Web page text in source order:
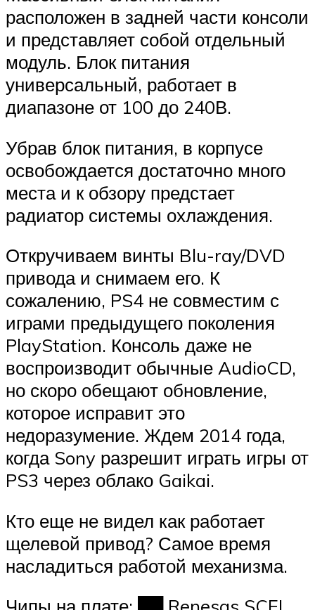
расположен в задней части консоли
и представляет собой отдельный
модуль. Блок питания
универсальный, работает в
диапазоне от 100 до 240В.
Убрав блок питания, в корпусе
освобождается достаточно много
места и к обзору предстает
радиатор системы охлаждения.
Откручиваем винты Blu-ray/DVD
привода и снимаем его. К
сожалению, PS4 не совместим с
играми предыдущего поколения
PlayStation. Консоль даже не
воспроизводит обычные AudioCD,
но скоро обещают обновление,
которое исправит это
недоразумение. Ждем 2014 года,
когда Sony разрешит играть игры от
PS3 через облако Gaikai.
Кто еще не видел как работает
щелевой привод? Самое время
насладиться работой механизма.